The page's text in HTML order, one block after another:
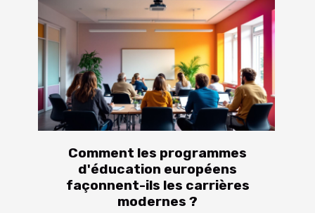
Comment les programmes
d'éducation européens
façonnent-ils les carrières
modernes ?